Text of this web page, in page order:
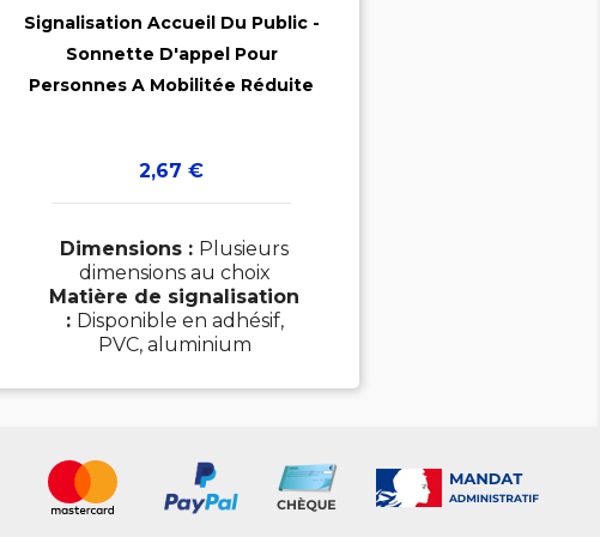

Signalisation Accueil Du Public -
Sonnette D'appel Pour
Personnes A Mobilitée Réduite
Prix
2,67 €
Dimensions : Plusieurs
dimensions au choix
Matière de signalisation
: Disponible en adhésif,
PVC, aluminium